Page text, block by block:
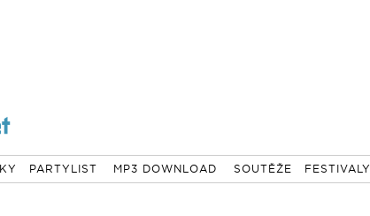
PARTYLIST MP3 DOWNLOAD SOUTĚŽE FESTIVALY